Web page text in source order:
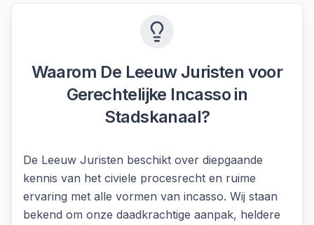
Waarom De Leeuw Juristen voor
Gerechtelijke Incasso in
Stadskanaal?
De Leeuw Juristen beschikt over diepgaande
kennis van het civiele procesrecht en ruime
ervaring met alle vormen van incasso. Wij staan
bekend om onze daadkrachtige aanpak, heldere